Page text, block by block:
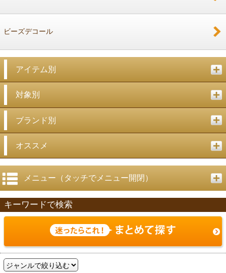
ビーズデコール
アイテム別
対象別
ブランド別
オススメ
メニュー（タッチでメニュー開閉）
キーワードで検索